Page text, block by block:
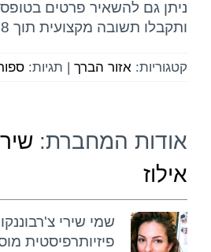
ניתן גם להשאיר פרטים
ותקבלו תשובה מקצועית תוך 48 שעות!
קטגוריות: אזור הברך | תגיות:
אודות המחברת:
אילוז
שמי שירי צ'רבוננקו
פיזיותרפיסטית